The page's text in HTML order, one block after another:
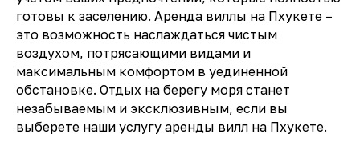
готовы к заселению. Аренда виллы на Пхукете –
это возможность наслаждаться чистым
воздухом, потрясающими видами и
максимальным комфортом в уединенной
обстановке. Отдых на берегу моря станет
незабываемым и эксклюзивным, если вы
выберете наши услугу аренды вилл на Пхукете.